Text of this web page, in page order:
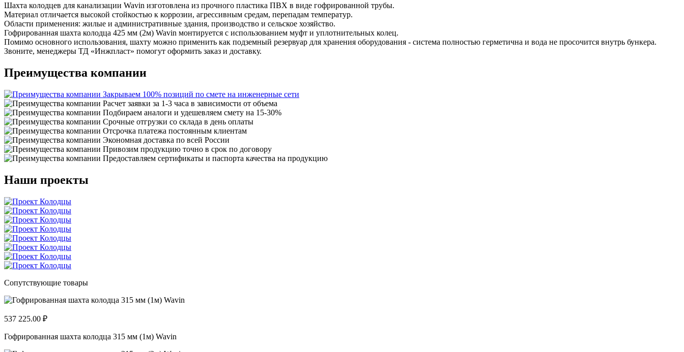
Шахта колодцев для канализации Wavin изготовлена из прочного пластика ПВХ в виде гофрированной трубы.
Материал отличается высокой стойкостью к коррозии, агрессивным средам, перепадам температур.
Области применения: жилые и административные здания, производство и сельское хозяйство.
Гофрированная шахта колодца 425 мм (2м) Wavin монтируется с использованием муфт и уплотнительных колец.
Помимо основного использования, шахту можно применить как подземный резервуар для хранения оборудования - система полностью герметична и вода не просочится внутрь бункера.
Звоните, менеджеры ТД «Инжпласт» помогут оформить заказ и доставку.
Преимущества компании
Закрываем 100% позиций по смете на инженерные сети
Расчет заявки за 1-3 часа в зависимости от объема
Подбираем аналоги и удешевляем смету на 15-30%
Срочные отгрузки со склада в день оплаты
Отсрочка платежа постоянным клиентам
Экономная доставка по всей России
Привозим продукцию точно в срок по договору
Предоставляем сертификаты и паспорта качества на продукцию
Наши проекты
Сопутствующие товары
537 225.00 ₽
Гофрированная шахта колодца 315 мм (1м) Wavin